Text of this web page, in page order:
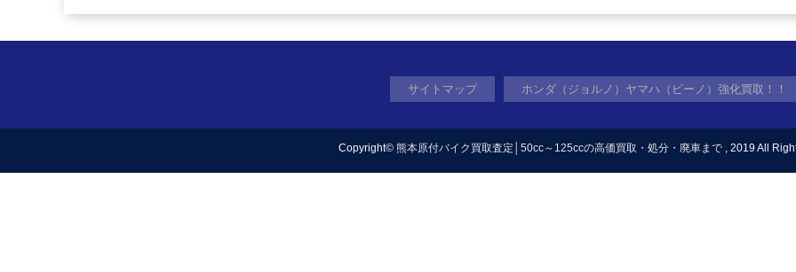
サイトマップ ホンダ（ジョルノ）ヤマハ（ビーノ）強化買取！！
Copyright© 熊本原付バイク買取査定│50cc～125ccの高価買取・処分・廃車まで , 2019 All